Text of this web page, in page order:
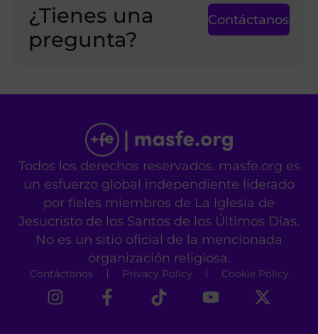
¿Tienes una
pregunta?
Contáctanos
Todos los derechos reservados. masfe.org es
un esfuerzo global independiente liderado
por fieles miembros de La Iglesia de
Jesucristo de los Santos de los Últimos Días.
No es un sitio oficial de la mencionada
organización religiosa.
Contáctanos Privacy Policy Cookie Policy